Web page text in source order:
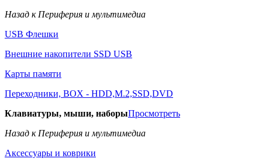
Назад к Периферия и мультимедиа
USB Флешки
Внешние накопители SSD USB
Карты памяти
Переходники, BOX - HDD,M.2,SSD,DVD
Клавиатуры, мыши, наборыПросмотреть
Назад к Периферия и мультимедиа
Аксессуары и коврики